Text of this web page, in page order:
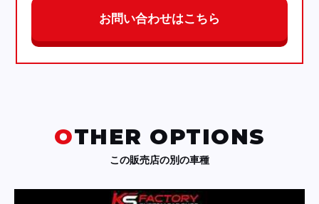
お問い合わせはこちら
OTHER OPTIONS
この販売店の別の車種